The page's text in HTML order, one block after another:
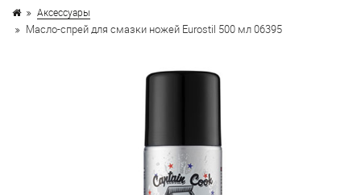
Аксессуары
Масло-спрей для смазки ножей Eurostil 500 мл 06395